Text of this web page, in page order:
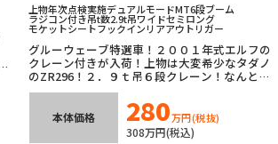
上物年次点検実施デュアルモードMT6段ブーム
ラジコン付き吊t数2.9t吊ワイドセミロング
モケットシートフックインリアアウトリガー
グルーウェーブ特選車！２００１年式エルフの
クレーン付きが入荷！上物は大変希少なタダノ
のZR296！２．９ｔ吊６段クレーン！なんと年
次点検済み！デュアルモードMTなので臨機応変
に運転できます！モケットシートが上品です！
嬉しいドラレコ付きで痒い所に手が届く１台！
本体価格 280万円(税抜)
308万円(税込)